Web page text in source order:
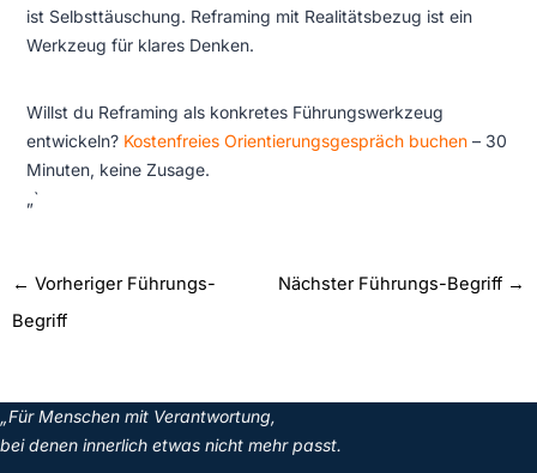
ist Selbsttäuschung. Reframing mit Realitätsbezug ist ein
Werkzeug für klares Denken.
Willst du Reframing als konkretes Führungswerkzeug
entwickeln? Kostenfreies Orientierungsgespräch buchen– 30
Minuten, keine Zusage.
„`
← Vorheriger Führungs-
Begriff
Nächster Führungs-Begriff →
„Für Menschen mit Verantwortung,
bei denen innerlich etwas nicht mehr passt.